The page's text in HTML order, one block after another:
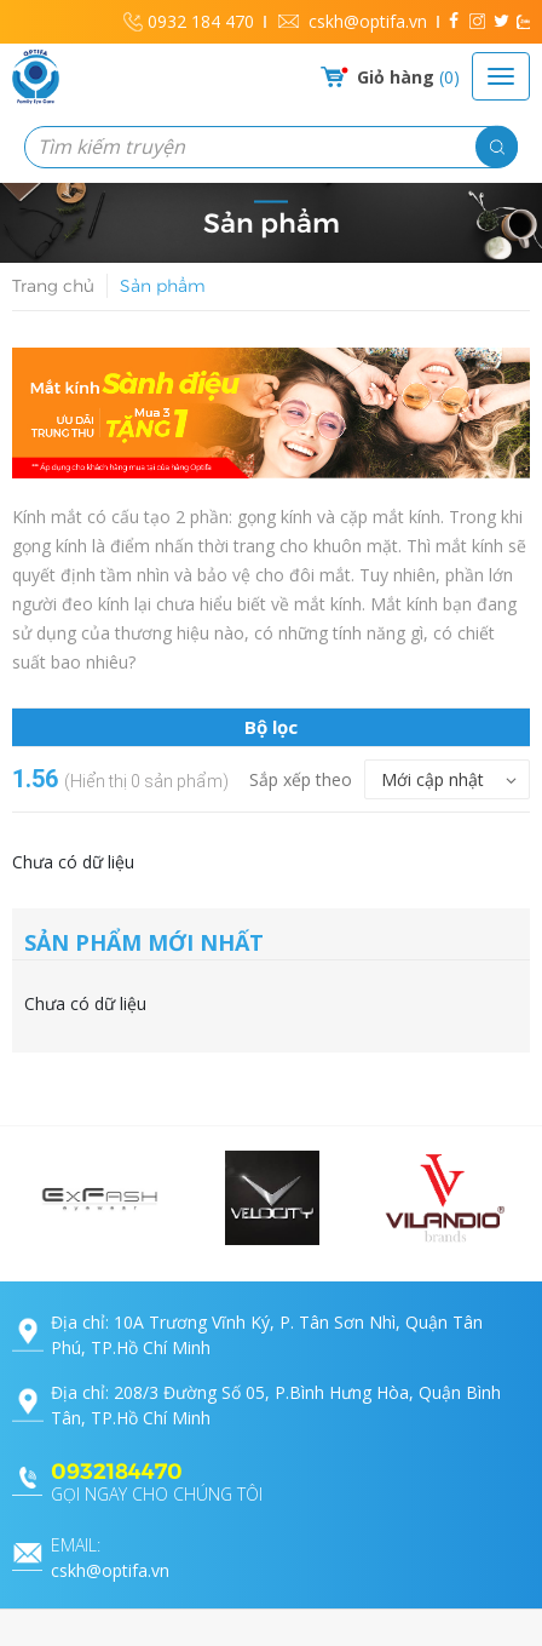
0932 184 470 cskh@optifa.vn
Giỏ hàng 0
Sản phẩm
Trang chủ Sản phẩm
Kính mắt có cấu tạo 2 phần: gọng kính và cặp mắt kính. Trong khi
gọng kính là điểm nhấn thời trang cho khuôn mặt. Thì mắt kính sẽ
quyết định tầm nhìn và bảo vệ cho đôi mắt. Tuy nhiên, phần lớn
người đeo kính lại chưa hiểu biết về mắt kính. Mắt kính bạn đang
sử dụng của thương hiệu nào, có những tính năng gì, có chiết
suất bao nhiêu?
Bộ lọc
1.56 (Hiển thị 0 sản phẩm) Sắp xếp theo
Chưa có dữ liệu
SẢN PHẨM MỚI NHẤT
Chưa có dữ liệu
Địa chỉ: 10A Trương Vĩnh Ký, P. Tân Sơn Nhì, Quận Tân
Phú, TP.Hồ Chí Minh
Địa chỉ: 208/3 Đường Số 05, P.Bình Hưng Hòa, Quận Bình
Tân, TP.Hồ Chí Minh
0932184470
GỌI NGAY CHO CHÚNG TÔI
EMAIL:
cskh@optifa.vn